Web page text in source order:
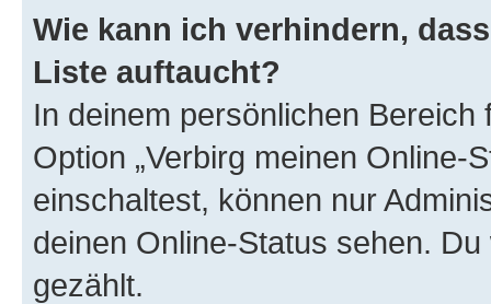
Wie kann ich verhindern,
Liste auftaucht?
In deinem persönlichen
Option „Verbirg meinen Online-
einschaltest, können nur
deinen Online-Status sehen.
gezählt.